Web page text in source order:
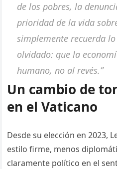
de los pobres, la
prioridad de la vida
simplemente recuerda
olvidado: que la
humano, no al revés.”
Un cambio de
en el Vaticano
Desde su elección en 2023,
estilo firme, menos
claramente político en el